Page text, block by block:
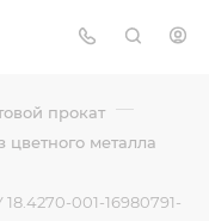
прокат —
цветного металла
001-16980791-